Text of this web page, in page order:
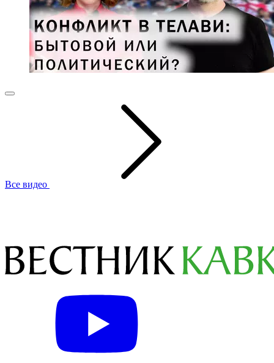
Все видео